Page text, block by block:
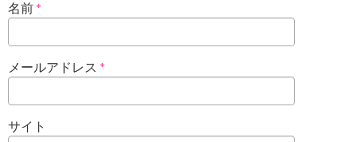
名前*
メールアドレス *
サイト